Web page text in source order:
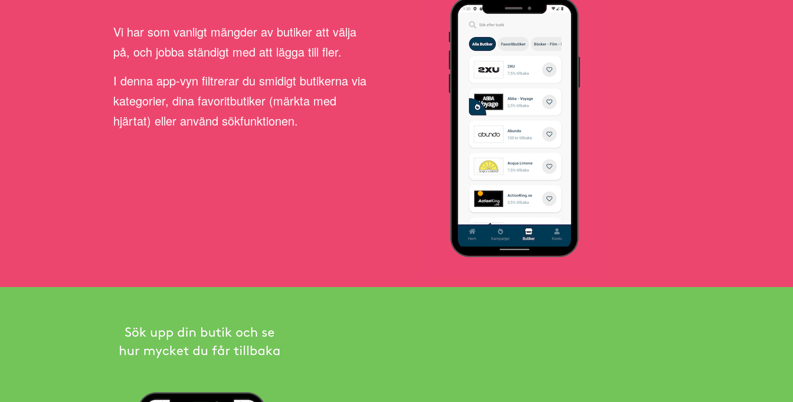
Vi har som vanligt mängder av butiker att välja
på, och jobba ständigt med att lägga till fler.
I denna app-vyn filtrerar du smidigt butikerna via
kategorier, dina favoritbutiker (märkta med
hjärtat) eller använd sökfunktionen.